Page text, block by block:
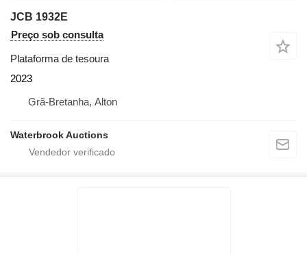
JCB 1932E
Preço sob consulta
Plataforma de tesoura
2023
Grã-Bretanha, Alton
Waterbrook Auctions